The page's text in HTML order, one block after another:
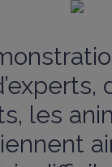
les